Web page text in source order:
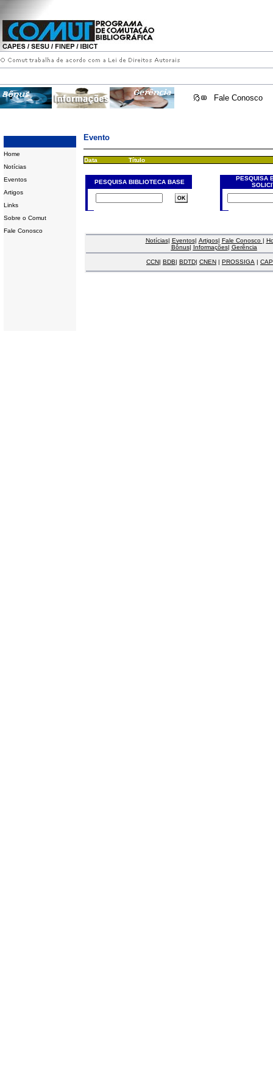
Fale Conosco
Home
Notícias
Eventos
Artigos
Links
Sobre o Comut
Fale Conosco
Evento
Data Título
PESQUISA BIBLIOTECA BASE
PESQUISA
Notícias| Eventos| Artigos| Fale Conosco |
Bônus| Informações| Gerência
CCN| BDB| BDTD| CNEN | PROSSIGA |